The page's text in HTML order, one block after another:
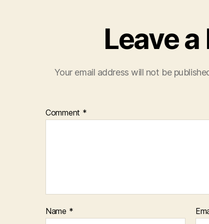
Leave a
Your email address will not be
Comment *
Name *